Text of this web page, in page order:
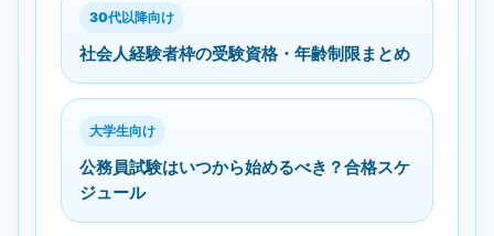
30代以降向け
社会人経験者枠の受験資格・年齢制限まとめ
大学生向け
公務員試験はいつから始めるべき？合格スケ
ジュール